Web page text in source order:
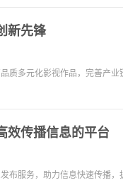
新先锋
质多元化影视作品，完善产
效传播信息的平台
服务，助力信息快速传播，